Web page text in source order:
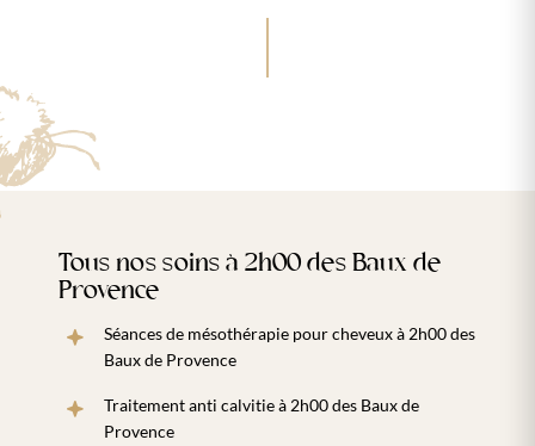
Tous nos soins à 2h00 des Baux de
Provence
Séances de mésothérapie pour cheveux à 2h00 des
Baux de Provence
Traitement anti calvitie à 2h00 des Baux de
Provence